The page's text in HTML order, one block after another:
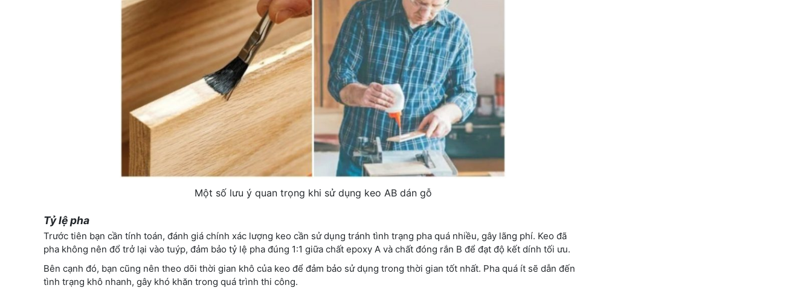
Một số lưu ý quan trọng khi sử dụng keo AB dán gỗ
Tỷ lệ pha
Trước tiên bạn cần tính toán, đánh giá chính xác lượng keo cần sử dụng tránh tình trạng pha quá nhiều, gây lãng phí. Keo đã
pha không nên đổ trở lại vào tuýp, đảm bảo tỷ lệ pha đúng 1:1 giữa chất epoxy A và chất đóng rắn B để đạt độ kết dính tối ưu.
Bên cạnh đó, bạn cũng nên theo dõi thời gian khô của keo để đảm bảo sử dụng trong thời gian tốt nhất. Pha quá ít sẽ dẫn đến
tình trạng khô nhanh, gây khó khăn trong quá trình thi công.